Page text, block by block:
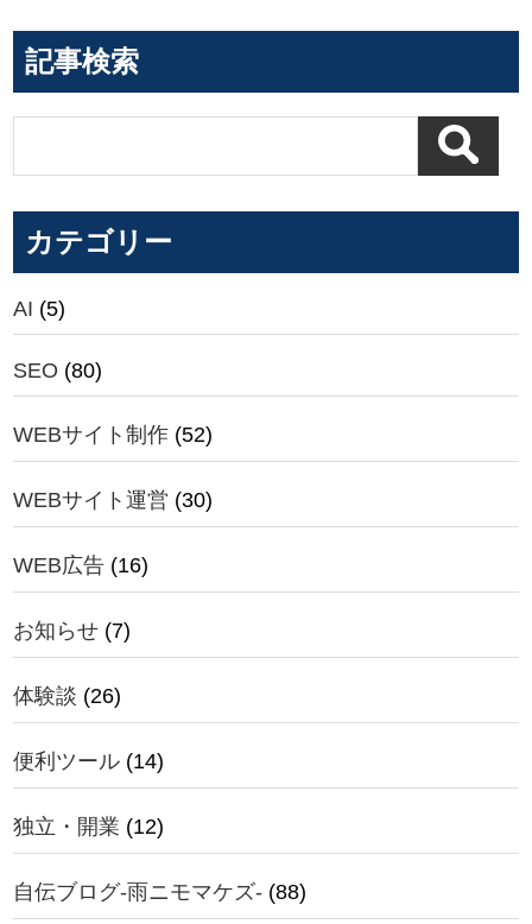
記事検索
カテゴリー
AI (5)
SEO (80)
WEBサイト制作 (52)
WEBサイト運営 (30)
WEB広告 (16)
お知らせ (7)
体験談 (26)
便利ツール (14)
独立・開業 (12)
自伝ブログ-雨ニモマケズ- (88)